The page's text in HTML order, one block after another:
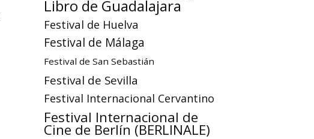
Libro de Guadalajara
Festival de Huelva
Festival de Málaga
Festival de San Sebastián
Festival de Sevilla
Festival Internacional Cervantino
Festival Internacional de
Cine de Berlín (BERLINALE)